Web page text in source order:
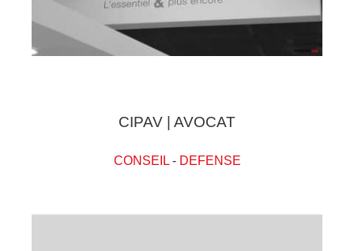
CIPAV | AVOCAT
CONSEIL- DEFENSE